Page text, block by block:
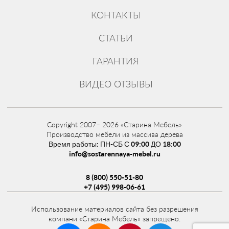
итальянских компаний Sayerlack и Renner.
Кухни нашего производства могут
помещениях: квартиры, загородные дома,
консультации и замера до изготовления и
монтажа.
Купить кухню можно по адресу:
Московская обл, Щелковский р-н, д.
КОНТАКТЫ
СТАТЬИ
ГАРАНТИЯ
ВИДЕО ОТЗЫВЫ
Copyright 2007– 2026 «Старина Мебель»
Производство мебели из массива дерева
Время работы: ПН-СБ С 09:00 ДО 18:00
info@sostarennaya-mebel.ru
8 (800) 550-51-80
+7 (495) 998-06-61
Использование материалов сайта без разрешения
компани «Старина Мебель» запрещено.